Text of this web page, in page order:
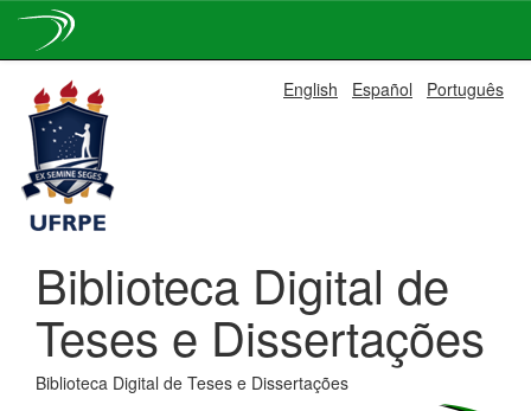
navigation
English Español Português
Biblioteca Digital de
Teses e Dissertações
Biblioteca Digital de Teses e Dissertações